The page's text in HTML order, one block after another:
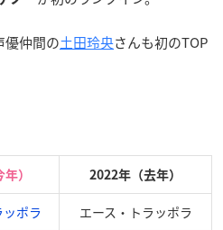
優仲間の土田玲央さんも初のTOP
） 2022年（去年）
ポラ エース・トラッポラ